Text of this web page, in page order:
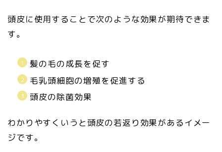
頭皮に使用することで次のような効果が期待できま
す。
髪の毛の成長を促す
毛乳頭細胞の増殖を促進する
頭皮の除菌効果
わかりやすくいうと頭皮の若返り効果があるイメー
ジです。